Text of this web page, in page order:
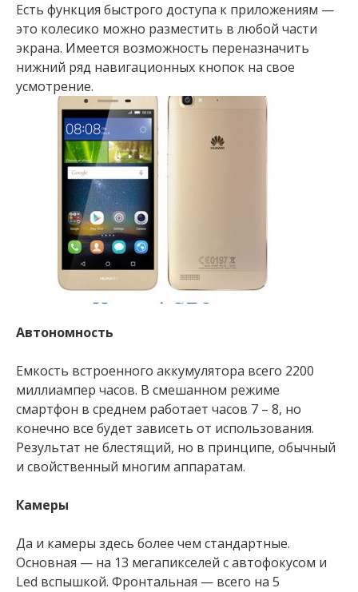
Есть функция быстрого доступа к приложениям —
это колесико можно разместить в любой части
экрана. Имеется возможность переназначить
нижний ряд навигационных кнопок на свое
усмотрение.
Автономность
Емкость встроенного аккумулятора всего 2200
миллиампер часов. В смешанном режиме
смартфон в среднем работает часов 7 – 8, но
конечно все будет зависеть от использования.
Результат не блестящий, но в принципе, обычный
и свойственный многим аппаратам.
Камеры
Да и камеры здесь более чем стандартные.
Основная — на 13 мегапикселей с автофокусом и
Led вспышкой. Фронтальная — всего на 5